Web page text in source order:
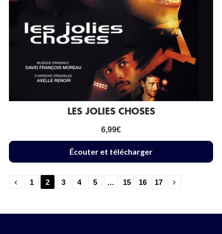
LES JOLIES CHOSES
6,99€
Écouter et télécharger
1 2 3 4 5 … 15 16 17